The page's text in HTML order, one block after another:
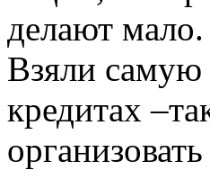
делают
Взяли самую
кредитах